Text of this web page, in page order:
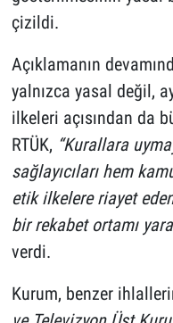
çizildi.
Açıklamanın
yalnızca yasal değil,
ilkeleri açısından da
RTÜK, “Kurallara
sağlayıcıları hem
etik ilkelere riayet
bir rekabet ortamı
verdi.
Kurum, benzer